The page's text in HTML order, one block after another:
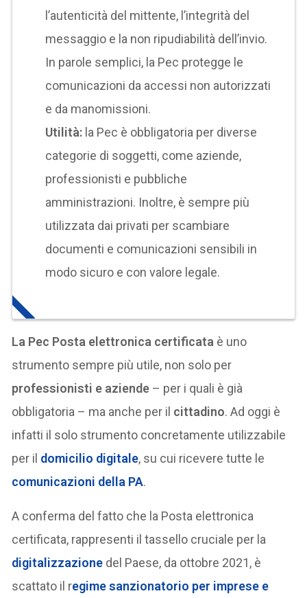
l’autenticità del mittente, l’integrità del
messaggio e la non ripudiabilità dell’invio.
In parole semplici, la Pec protegge le
comunicazioni da accessi non autorizzati
e da manomissioni.
Utilità: la Pec è obbligatoria per diverse
categorie di soggetti, come aziende,
professionisti e pubbliche
amministrazioni. Inoltre, è sempre più
utilizzata dai privati per scambiare
documenti e comunicazioni sensibili in
modo sicuro e con valore legale.
La Pec Posta elettronica certificata è uno
strumento sempre più utile, non solo per
professionisti e aziende – per i quali è già
obbligatoria – ma anche per il cittadino. Ad oggi è
infatti il solo strumento concretamente utilizzabile
per il domicilio digitale, su cui ricevere tutte le
comunicazioni della PA.
A conferma del fatto che la Posta elettronica
certificata, rappresenti il tassello cruciale per la
digitalizzazione del Paese, da ottobre 2021, è
scattato il regime sanzionatorio per imprese e